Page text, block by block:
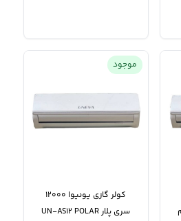
موجود
کولر گازی یونیوا 12000
سری پلار UN-AS12 POLAR